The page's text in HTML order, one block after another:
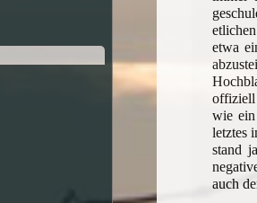
etwa
offiziell
wie
letztes
stand
auch